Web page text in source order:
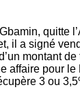
quitte
il a signé
montant
affaire pour
3 ou